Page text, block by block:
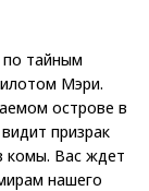
по тайным
Мэри.
острове в
призрак
комы. Вас ждет
нашего